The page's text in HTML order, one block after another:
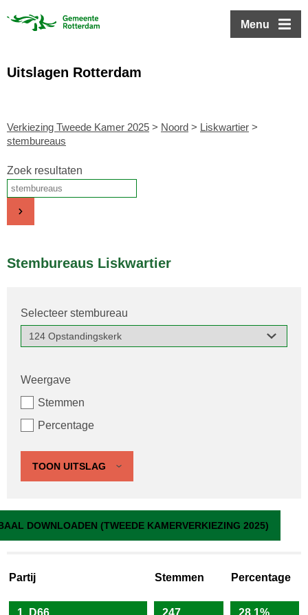
Menu
Uitslagen Rotterdam
Verkiezing Tweede Kamer 2025 > Noord > Liskwartier >
stembureaus
Zoek resultaten
Stembureaus Liskwartier
Selecteer stembureau
Weergave
Stemmen
Percentage
TOON UITSLAG
124 Opstandingskerk
DOWNLOADEN (TWEEDE KAMERVERKIEZING 2025)
Partij Stemmen Percentage
1. D66 247 28,1%